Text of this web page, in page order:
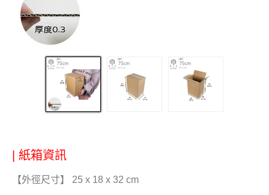
| 紙箱資訊
【外徑尺寸】 25 x 18 x 32 cm